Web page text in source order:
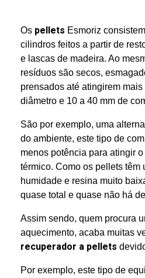
Os pellets Esmoriz
cilindros feitos a partir de
e lascas de madeira. Ao
resíduos são secos,
prensados até atingirem
diâmetro e 10 a 40 mm de
São por exemplo, uma
do ambiente, este tipo de
menos potência para atingir
térmico. Como os pellets têm
humidade e resina muito
quase total e quase não há
Assim sendo, quem procura
aquecimento, acaba muitas
recuperador a pellets
Por exemplo, este tipo de